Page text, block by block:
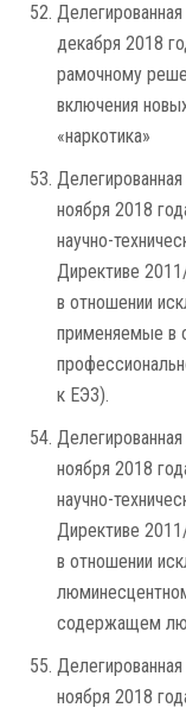
декабря 2018
рамочному
включения
«наркотика»
ноября 2018
научно-
Директиве
в отношении
применяемые в
к ЕЭЗ).
ноября 2018
научно-
Директиве
в отношении
содержащем
ноября 2018